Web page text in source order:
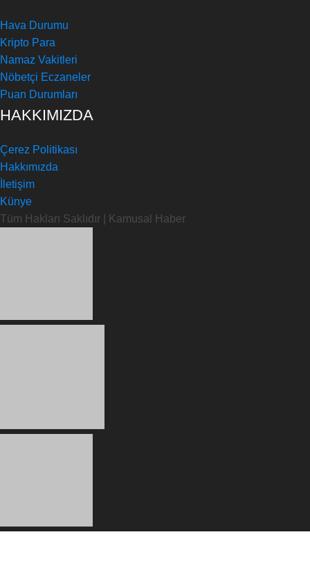
Hava Durumu
Kripto Para
Namaz Vakitleri
Nöbetçi Eczaneler
Puan Durumları
HAKKIMIZDA
Çerez Politikası
Hakkımızda
İletişim
Künye
Tüm Hakları Saklıdır | Kamusal Haber